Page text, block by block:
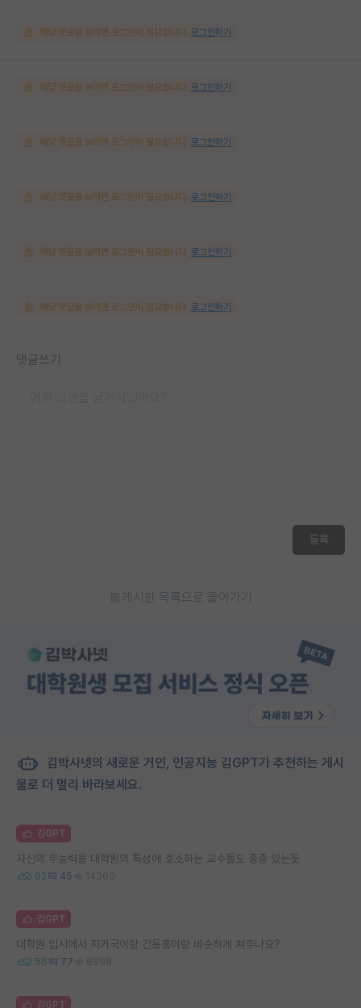
해당 댓글을 보려면 로그인이 필요합니다. 로그인하기
해당 댓글을 보려면 로그인이 필요합니다. 로그인하기
해당 댓글을 보려면 로그인이 필요합니다. 로그인하기
해당 댓글을 보려면 로그인이 필요합니다. 로그인하기
해당 댓글을 보려면 로그인이 필요합니다. 로그인하기
해당 댓글을 보려면 로그인이 필요합니다. 로그인하기
댓글쓰기
등록
게시판 목록으로 돌아가기
김박사넷의 새로운 거인, 인공지능 김GPT가 추천하는 게시
물로 더 멀리 바라보세요.
김GPT
자신의 무능력을 대학원의 특성에 호소하는 교수들도 종종 있는듯
92 45 14360
김GPT
대학원 입시에서 지거국이랑 건동홍이랑 비슷하게 쳐주나요?
56 77 8998
김GPT